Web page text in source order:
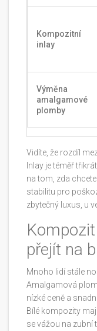
Kompozitní
inlay
Výměna
amalgamové
plomby
Vidíte, že rozdíl
Inlay je téměř
na tom, zda
stabilitu pro
zbytečný luxus, u
přejít na
Mnoho lidí stále
Amalgamová
nízké ceně a
Bílé kompozity
se vážou na zubní